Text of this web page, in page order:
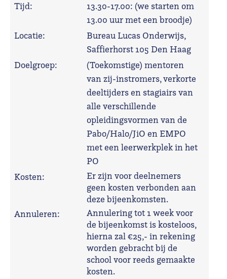
Tijd:
13.30-17.00: (we starten om
13.00 uur met een broodje)
Locatie:
Bureau Lucas Onderwijs,
Saffierhorst 105 Den Haag
Doelgroep:
(Toekomstige) mentoren
van zij-instromers, verkorte
deeltijders en stagiairs van
alle verschillende
opleidingsvormen van de
Pabo/Halo/JiO en EMPO
met een leerwerkplek in het
PO
Kosten:
Er zijn voor deelnemers
geen kosten verbonden aan
deze bijeenkomsten.
Annuleren:
Annulering tot 1 week voor
de bijeenkomst is kosteloos,
hierna zal €25,- in rekening
worden gebracht bij de
school voor reeds gemaakte
kosten.